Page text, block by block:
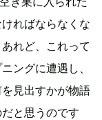
ればならなくな
れど、これって
ングに遭遇し、
見出すかが物語
と思うのです